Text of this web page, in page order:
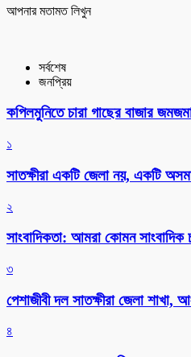
আপনার মতামত লিখুন
সর্বশেষ
জনপ্রিয়
কপিলমুনিতে চারা গাছের বাজার
১
সাতক্ষীরা একটি জেলা নয়, একটি
২
সাংবাদিকতা: আমরা কোমন সাংবাদিক
৩
পেশাজীবী দল সাতক্ষীরা জেলা
৪